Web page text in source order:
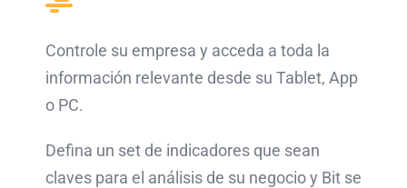
Controle su empresa y acceda a toda la
información relevante desde su Tablet, App
o PC.
Defina un set de indicadores que sean
claves para el análisis de su negocio y Bit se